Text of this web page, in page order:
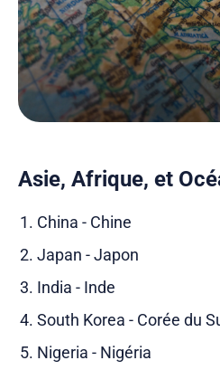
Asie, Afrique, et
China - Chine
Japan - Japon
India - Inde
South Korea - Corée du
Nigeria - Nigéria